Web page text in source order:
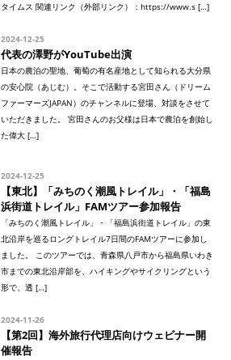
タイムス 関連リンク（外部リンク）：https://www.s […]
2024-12-25
代表の澤野がYouTube出演
日本の農泊の聖地、葡萄の有名産地として知られる大分県
の安心院（あじむ）。そこで活動する宮田さん（ドリーム
ファーマーズJAPAN）のチャンネルに登場、対談をさせて
いただきました。 宮田さんのお父様は日本で農泊を創始し
た偉大 […]
2024-12-25
【東北】「みちのく潮風トレイル」・「福島
浜街道トレイル」FAMツアー参加報告
「みちのく潮風トレイル」・「福島浜街道トレイル」の東
北沿岸を巡るロングトレイル7日間のFAMツアーに参加し
ました。 このツアーでは、青森県八戸市から福島県いわき
市までの東北沿岸部を、ハイキングやサイクリングという
形で、透 […]
2024-11-26
【第2回】海外旅行代理店向けウェビナー開
催報告